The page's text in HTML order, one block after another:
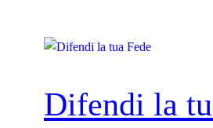
Difendi la